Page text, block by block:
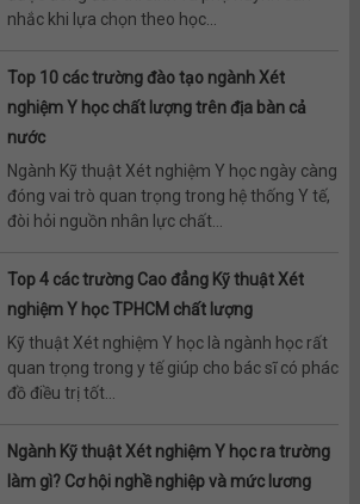
nhắc khi lựa chọn theo học...
Top 10 các trường đào tạo ngành Xét
nghiệm Y học chất lượng trên địa bàn cả
nước
Ngành Kỹ thuật Xét nghiệm Y học ngày càng
đóng vai trò quan trọng trong hệ thống Y tế,
đòi hỏi nguồn nhân lực chất...
Top 4 các trường Cao đẳng Kỹ thuật Xét
nghiệm Y học TPHCM chất lượng
Kỹ thuật Xét nghiệm Y học là ngành học rất
quan trọng trong y tế giúp cho bác sĩ có phác
đồ điều trị tốt...
Ngành Kỹ thuật Xét nghiệm Y học ra trường
làm gì? Cơ hội nghề nghiệp và mức lương